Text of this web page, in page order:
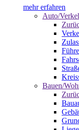
mehr erfahren
Auto/
Bauen/